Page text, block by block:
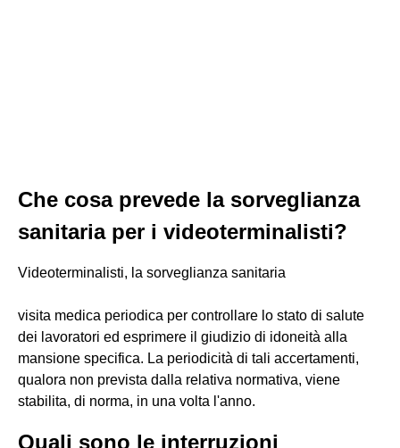
Che cosa prevede la sorveglianza
sanitaria per i videoterminalisti?
Videoterminalisti, la sorveglianza sanitaria
visita medica periodica per controllare lo stato di salute
dei lavoratori ed esprimere il giudizio di idoneità alla
mansione specifica. La periodicità di tali accertamenti,
qualora non prevista dalla relativa normativa, viene
stabilita, di norma, in una volta l'anno.
Quali sono le interruzioni